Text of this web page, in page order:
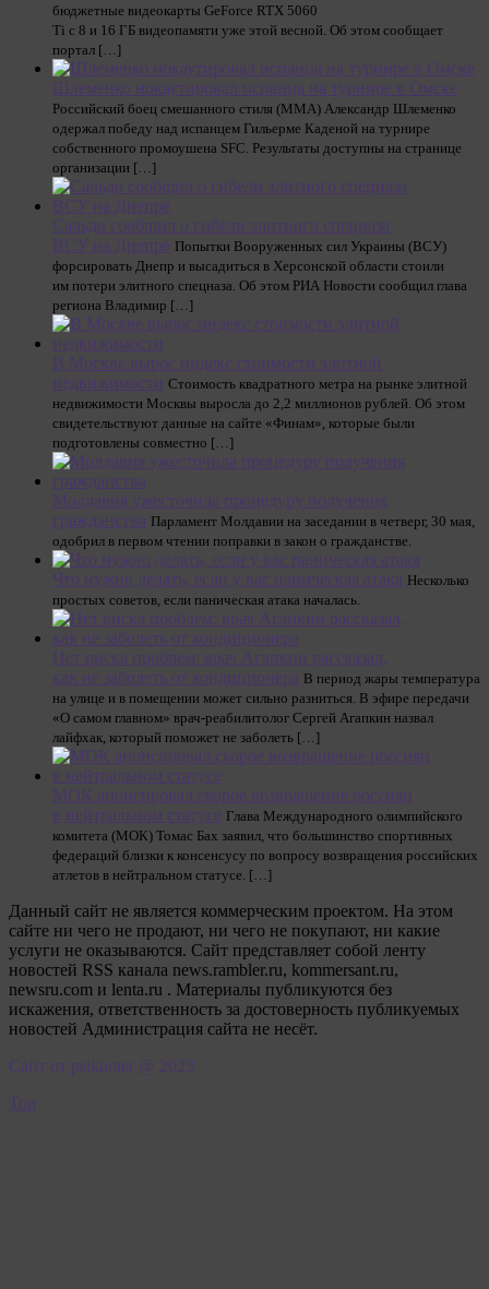
бюджетные видеокарты GeForce RTX 5060
Ti с 8 и 16 ГБ видеопамяти уже этой весной. Об этом сообщает
портал […]
Шлеменко нокаутировал испанца на турнире в Омске
Российский боец смешанного стиля (MMA) Александр Шлеменко
одержал победу над испанцем Гильерме Каденой на турнире
собственного промоушена SFC. Результаты доступны на странице
организации […]
Сальдо сообщил о гибели элитного спецназа
ВСУ на Днепре Попытки Вооруженных сил Украины (ВСУ)
форсировать Днепр и высадиться в Херсонской области стоили
им потери элитного спецназа. Об этом РИА Новости сообщил глава
региона Владимир […]
В Москве вырос индекс стоимости элитной
недвижимости Стоимость квадратного метра на рынке элитной
недвижимости Москвы выросла до 2,2 миллионов рублей. Об этом
свидетельствуют данные на сайте «Финам», которые были
подготовлены совместно […]
Молдавия ужесточила процедуру получения
гражданства Парламент Молдавии на заседании в четверг, 30 мая,
одобрил в первом чтении поправки в закон о гражданстве.
Что нужно делать, если у вас паническая атака Несколько
простых советов, если паническая атака началась.
Нет риска проблем: врач Агапкин рассказал,
как не заболеть от кондиционера В период жары температура
на улице и в помещении может сильно разниться. В эфире передачи
«О самом главном» врач-реабилитолог Сергей Агапкин назвал
лайфхак, который поможет не заболеть […]
МОК анонсировал скорое возвращение россиян
в нейтральном статусе Глава Международного олимпийского
комитета (МОК) Томас Бах заявил, что большинство спортивных
федераций близки к консенсусу по вопросу возвращения российских
атлетов в нейтральном статусе. […]
Данный сайт не является коммерческим проектом. На этом
сайте ни чего не продают, ни чего не покупают, ни какие
услуги не оказываются. Сайт представляет собой ленту
новостей RSS канала news.rambler.ru, kommersant.ru,
newsru.com и lenta.ru . Материалы публикуются без
искажения, ответственность за достоверность публикуемых
новостей Администрация сайта не несёт.
Сайт от psikhoter @ 2023
Top